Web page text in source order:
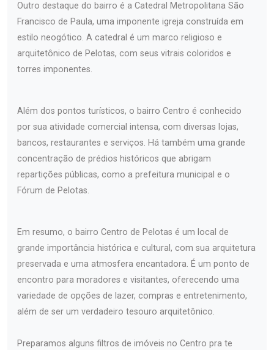
Outro destaque do bairro é a Catedral Metropolitana São
Francisco de Paula, uma imponente igreja construída em
estilo neogótico. A catedral é um marco religioso e
arquitetônico de Pelotas, com seus vitrais coloridos e
torres imponentes.
Além dos pontos turísticos, o bairro Centro é conhecido
por sua atividade comercial intensa, com diversas lojas,
bancos, restaurantes e serviços. Há também uma grande
concentração de prédios históricos que abrigam
repartições públicas, como a prefeitura municipal e o
Fórum de Pelotas.
Em resumo, o bairro Centro de Pelotas é um local de
grande importância histórica e cultural, com sua arquitetura
preservada e uma atmosfera encantadora. É um ponto de
encontro para moradores e visitantes, oferecendo uma
variedade de opções de lazer, compras e entretenimento,
além de ser um verdadeiro tesouro arquitetônico.
Preparamos alguns filtros de imóveis no Centro pra te